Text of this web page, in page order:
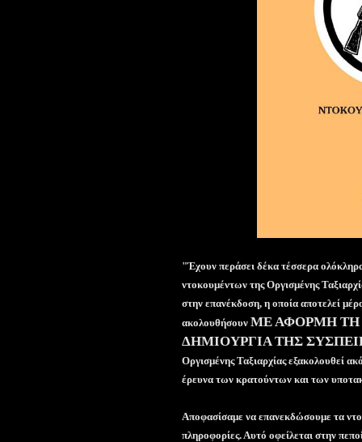
"Έχουν περάσει δέκα τέσσερα
ντοκουμέντων της Οργισμένης
στην επανέκδοση, η οποία αποτελεί
ακολουθήσουν ΜΕ ΑΦΟΡΜΗ ΤΗ
ΔΗΜΙΟΥΡΓΙΑ ΤΗΣ
Οργισμένης Ταξιαρχίας εξακολουθεί
έρευνα των κρατούντων και των
Αποφασίσαμε να επανεκδώσουμε τα
πληροφορίες. Αυτό οφείλεται στην